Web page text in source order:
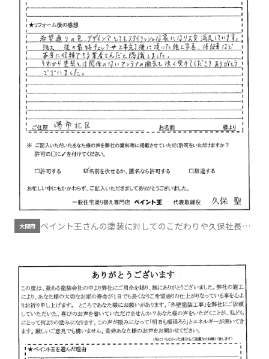
大阪府
ペイント王さんの塗装に対してのこだわりや久保社長の